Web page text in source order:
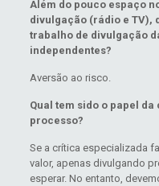
Além do pouco espaço
divulgação (rádio e TV),
trabalho de divulgação
independentes?
Aversão ao risco.
Qual tem sido o papel
processo?
Se a crítica especializada
valor, apenas divulgando
esperar. No entanto,